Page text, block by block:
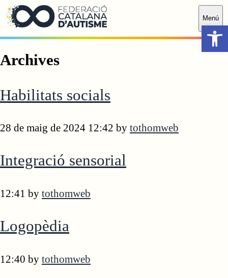
Saltar al contingut principal
Menú
Archives
Habilitats socials
28 de maig de 2024 12:42 by tothomweb
Integració sensorial
12:41 by tothomweb
Logopèdia
12:40 by tothomweb